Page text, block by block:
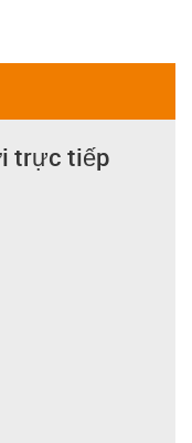
trực tiếp